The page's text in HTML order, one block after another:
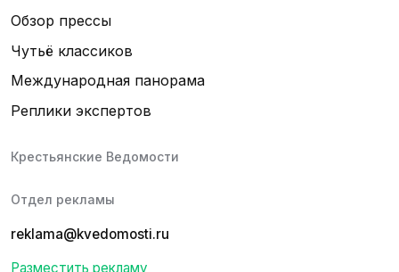
Обзор прессы
Чутьё классиков
Международная панорама
Реплики экспертов
Крестьянские Ведомости
Отдел рекламы
reklama@kvedomosti.ru
Разместить рекламу